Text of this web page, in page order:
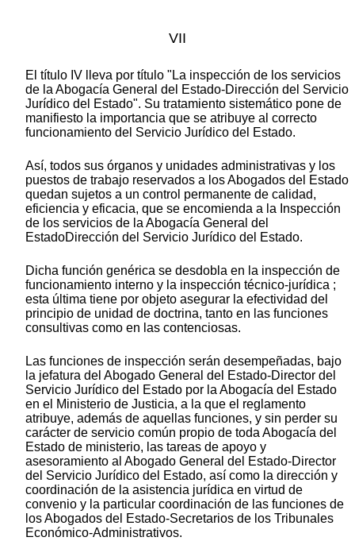
VII
El título IV lleva por título "La inspección de los servicios
de la Abogacía General del Estado-Dirección del Servicio
Jurídico del Estado". Su tratamiento sistemático pone de
manifiesto la importancia que se atribuye al correcto
funcionamiento del Servicio Jurídico del Estado.
Así, todos sus órganos y unidades administrativas y los
puestos de trabajo reservados a los Abogados del Estado
quedan sujetos a un control permanente de calidad,
eficiencia y eficacia, que se encomienda a la Inspección
de los servicios de la Abogacía General del
EstadoDirección del Servicio Jurídico del Estado.
Dicha función genérica se desdobla en la inspección de
funcionamiento interno y la inspección técnico-jurídica ;
esta última tiene por objeto asegurar la efectividad del
principio de unidad de doctrina, tanto en las funciones
consultivas como en las contenciosas.
Las funciones de inspección serán desempeñadas, bajo
la jefatura del Abogado General del Estado-Director del
Servicio Jurídico del Estado por la Abogacía del Estado
en el Ministerio de Justicia, a la que el reglamento
atribuye, además de aquellas funciones, y sin perder su
carácter de servicio común propio de toda Abogacía del
Estado de ministerio, las tareas de apoyo y
asesoramiento al Abogado General del Estado-Director
del Servicio Jurídico del Estado, así como la dirección y
coordinación de la asistencia jurídica en virtud de
convenio y la particular coordinación de las funciones de
los Abogados del Estado-Secretarios de los Tribunales
Económico-Administrativos.